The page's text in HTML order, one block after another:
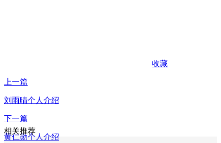
收藏
上一篇
刘雨晴个人介绍
下一篇
黄仁勋个人介绍
相关推荐